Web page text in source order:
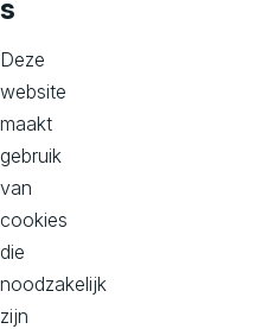
Groothuizen
49781923).
Tot snel!
Acquisitie?
Liever niet.
Deze
s
Deze
website
maakt
gebruik
van
cookies
die
noodzakelijk
zijn